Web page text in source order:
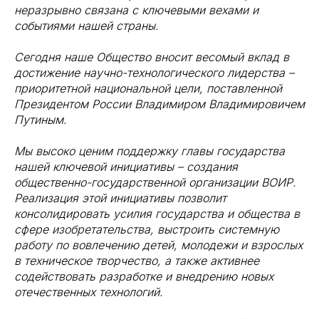
неразрывно связана с ключевыми вехами и
событиями нашей страны.
Сегодня наше Общество вносит весомый вклад в
достижение научно-технологического лидерства –
приоритетной национальной цели, поставленной
Президентом России Владимиром Владимировичем
Путиным.
Мы высоко ценим поддержку главы государства
нашей ключевой инициативы – создания
общественно-государственной организации ВОИР.
Реализация этой инициативы позволит
консолидировать усилия государства и общества в
сфере изобретательства, выстроить системную
работу по вовлечению детей, молодежи и взрослых
в техническое творчество, а также активнее
содействовать разработке и внедрению новых
отечественных технологий.